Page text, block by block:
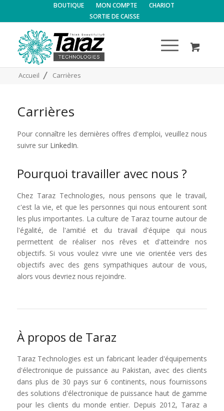
BOUTIQUE MON COMPTE
CHARIOT
SORTIE DE CAISSE
Accueil / Carrières
Carrières
Pour connaître les dernières offres d'emploi, veuillez nous
suivre sur LinkedIn.
Pourquoi travailler avec nous ?
Chez Taraz Technologies, nous pensons que le travail,
c'est la vie, et que les personnes qui nous entourent sont
les plus importantes. La culture de Taraz tourne autour de
l'égalité, de l'amitié et du travail d'équipe qui nous
permettent de réaliser nos rêves et d'atteindre nos
objectifs. Si vous voulez vivre une vie orientée vers des
objectifs avec des gens sympathiques autour de vous,
alors vous devriez nous rejoindre.
À propos de Taraz
Taraz Technologies est un fabricant leader d'équipements
d'électronique de puissance au Pakistan, avec des clients
dans plus de 30 pays sur 6 continents, nous fournissons
des solutions d'électronique de puissance haut de gamme
pour les clients du monde entier. Depuis 2012, Taraz a